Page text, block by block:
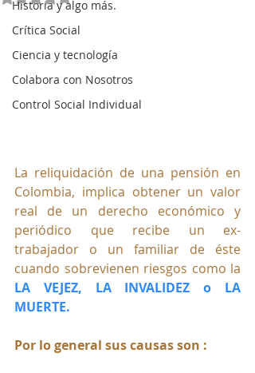
Historia y algo más.
Crítica Social
Ciencia y tecnología
Colabora con Nosotros
Control Social Individual
La reliquidación de una pensión en
Colombia, implica obtener un valor
real de un derecho económico y
periódico que recibe un ex-
trabajador o un familiar de éste
LA VEJEZ, LA INVALIDEZ o LA
MUERTE.
Por lo general sus causas son :